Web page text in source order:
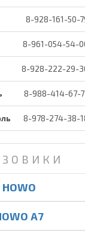
8-928-161-50-
8-961-054-54-
8-928-222-29-
8-988-414-67-
8-978-274-38-
HOWO
A7